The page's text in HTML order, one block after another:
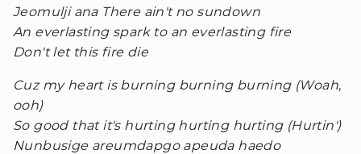
Jeomulji ana There ain't no sundown
An everlasting spark to an everlasting fire
Don't let this fire die
Cuz my heart is burning burning burning (Woah,
ooh)
So good that it's hurting hurting hurting (Hurtin')
Nunbusige areumdapgo apeuda haedo